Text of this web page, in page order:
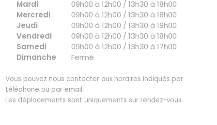
Mardi
09h00 à 12h00 / 13h30 à 18h00
Mercredi
09h00 à 12h00 / 13h30 à 18h00
Jeudi
09h00 à 12h00 / 13h30 à 18h00
Vendredi
09h00 à 12h00 / 13h30 à 18h00
Samedi
09h00 à 12h00 / 13h30 à 17h00
Dimanche
Fermé
Vous pouvez nous contacter aux horaires indiqués par
téléphone ou par email.
Les déplacements sont uniquements sur rendez-vous.